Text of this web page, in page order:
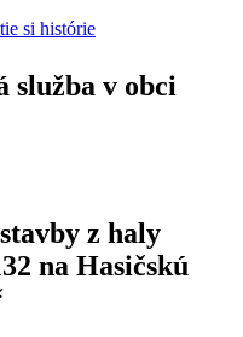
služba v obci
z haly
na Hasičskú